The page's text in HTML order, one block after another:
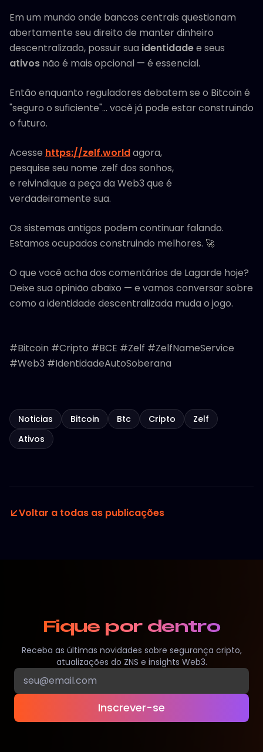
Em um mundo onde bancos centrais questionam
abertamente seu direito de manter dinheiro
descentralizado, possuir sua identidadee seus
ativos não é mais opcional — é essencial.
Então enquanto reguladores debatem se o Bitcoin é
"seguro o suficiente"… você já pode estar construindo
o futuro.
Acesse https://zelf.worldagora,
pesquise seu nome .zelf dos sonhos,
e reivindique a peça da Web3 que é
verdadeiramente sua.
Os sistemas antigos podem continuar falando.
Estamos ocupados construindo melhores. 🚀
O que você acha dos comentários de Lagarde hoje?
Deixe sua opinião abaixo — e vamos conversar sobre
como a identidade descentralizada muda o jogo.
#Bitcoin #Cripto #BCE #Zelf #ZelfNameService
#Web3 #IdentidadeAutoSoberana
Noticias Bitcoin Btc Cripto
Zelf
Ativos
Voltar a todas as publicações
Fique por dentro
Receba as últimas novidades sobre segurança cripto,
atualizações do ZNS e insights Web3.
Inscrever-se